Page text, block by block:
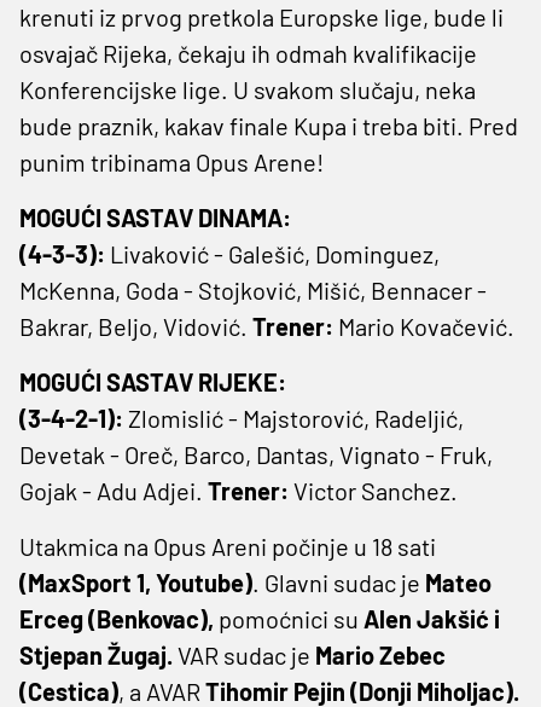
krenuti iz prvog pretkola Europske lige, bude li
osvajač Rijeka, čekaju ih odmah kvalifikacije
Konferencijske lige. U svakom slučaju, neka
bude praznik, kakav finale Kupa i treba biti. Pred
punim tribinama Opus Arene!
MOGUĆI SASTAV DINAMA:
(4-3-3): Livaković - Galešić, Dominguez,
McKenna, Goda - Stojković, Mišić, Bennacer -
Bakrar, Beljo, Vidović. Trener: Mario Kovačević.
MOGUĆI SASTAV RIJEKE:
(3-4-2-1): Zlomislić - Majstorović, Radeljić,
Devetak - Oreč, Barco, Dantas, Vignato - Fruk,
Gojak - Adu Adjei. Trener: Victor Sanchez.
Utakmica na Opus Areni počinje u 18 sati
(MaxSport 1, Youtube). Glavni sudac je Mateo
Erceg (Benkovac), pomoćnici su Alen Jakšić i
Stjepan Žugaj.VAR sudac je Mario Zebec
(Cestica), a AVAR Tihomir Pejin (Donji Miholjac).